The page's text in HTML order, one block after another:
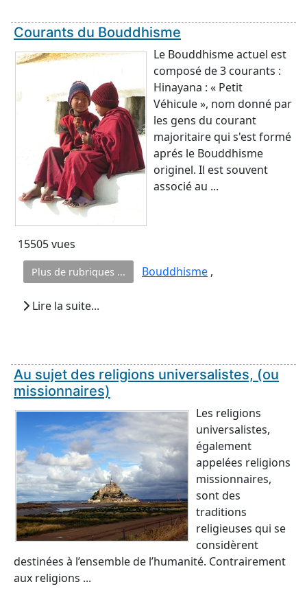
Courants du Bouddhisme
Le Bouddhisme actuel est
composé de 3 courants :
Hinayana : « Petit
Véhicule », nom donné par
les gens du courant
majoritaire qui s'est formé
aprés le Bouddhisme
originel. Il est souvent
associé au ...
15505 vues
Plus de rubriques ... Bouddhisme ,
Lire la suite...
Au sujet des religions universalistes, (ou
missionnaires)
Les religions
universalistes,
également
appelées religions
missionnaires,
sont des
traditions
religieuses qui se
considèrent
destinées à l’ensemble de l’humanité. Contrairement
aux religions ...